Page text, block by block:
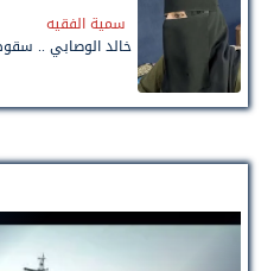
سمية الفقيه
خالد الوصابي ..